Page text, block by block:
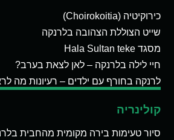
כירוקיטיה (Choirokoitia)
שייט הצוללת הצהובה בלרנקה
מסגד Hala Sultan teke
חיי לילה בלרנקה – לאן לצאת בערב?
לרנקה בחורף עם ילדים – רעיונות מה
קולינריה
סיור טעימות בירה מקומית מהחבית